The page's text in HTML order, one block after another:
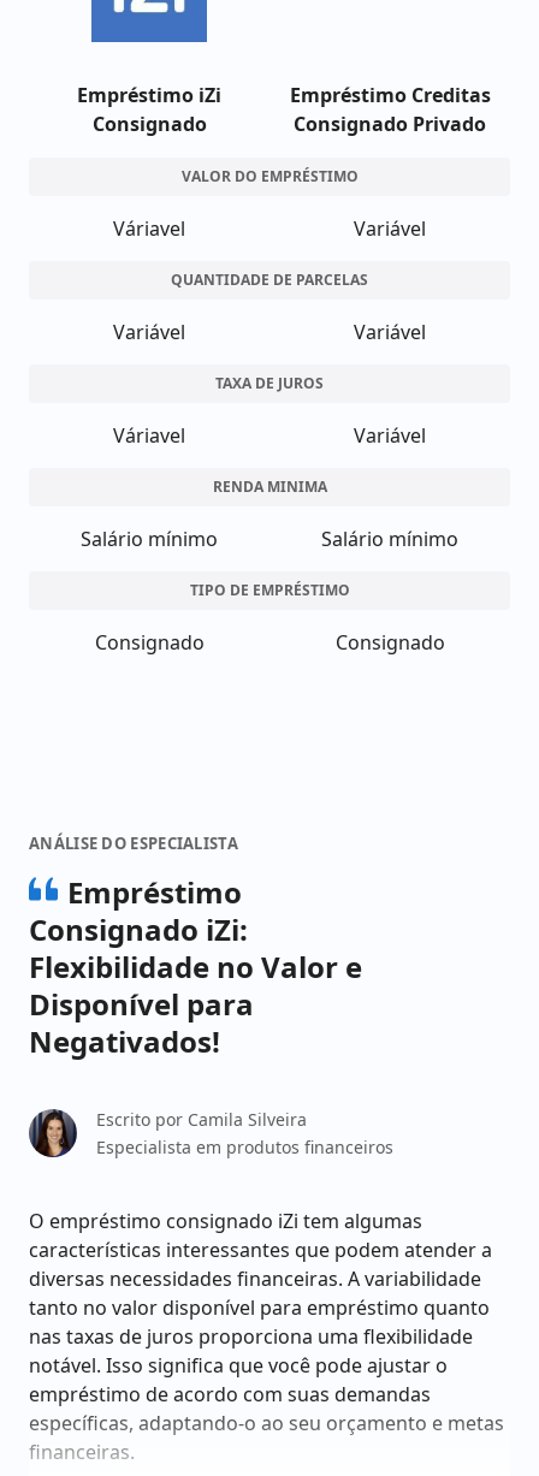
Empréstimo iZi
Consignado
Empréstimo Creditas
Consignado Privado
VALOR DO EMPRÉSTIMO
Váriavel Variável
QUANTIDADE DE PARCELAS
Variável Variável
TAXA DE JUROS
Váriavel Variável
RENDA MINIMA
Salário mínimo Salário mínimo
TIPO DE EMPRÉSTIMO
Consignado Consignado
ANÁLISE DO ESPECIALISTA
Empréstimo
Consignado iZi:
Flexibilidade no Valor e
Disponível para
Negativados!
Escrito por Camila Silveira
Especialista em produtos financeiros
O empréstimo consignado iZi tem algumas
características interessantes que podem atender a
diversas necessidades financeiras. A variabilidade
tanto no valor disponível para empréstimo quanto
nas taxas de juros proporciona uma flexibilidade
notável. Isso significa que você pode ajustar o
empréstimo de acordo com suas demandas
específicas, adaptando-o ao seu orçamento e metas
financeiras.